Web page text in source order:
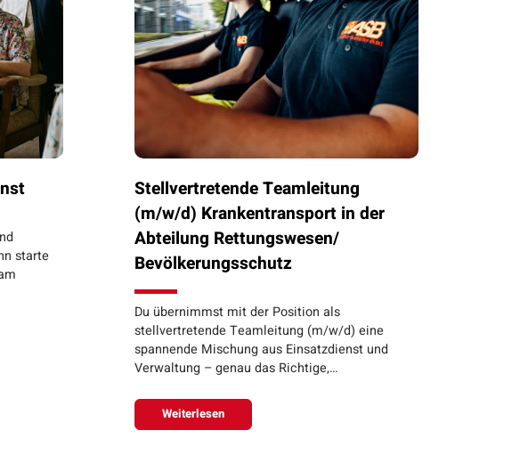
starte
Stellvertretende Teamleitung
(m/w/d) Krankentransport in der
Abteilung Rettungswesen/
Bevölkerungsschutz
Du übernimmst mit der Position als
stellvertretende Teamleitung (m/w/d) eine
spannende Mischung aus Einsatzdienst und
Verwaltung – genau das Richtige,…
Weiterlesen